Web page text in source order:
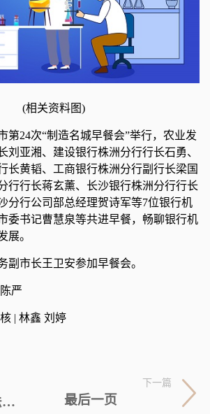
(相关资料图)
第24次“制造名城早餐会”举行，农业发
刘亚湘、建设银行株洲分行行长石勇、
长黄韬、工商银行株洲分行副行长梁国
行行长蒋玄薰、长沙银行株洲分行行长
分行公司部总经理贺诗军等7位银行机
委书记曹慧泉等共进早餐，畅聊银行机
展。
副市长王卫安参加早餐会。
严
| 林鑫 刘婷
《独董办法》颁布：独董如何变得更独？
下一篇
最后一页